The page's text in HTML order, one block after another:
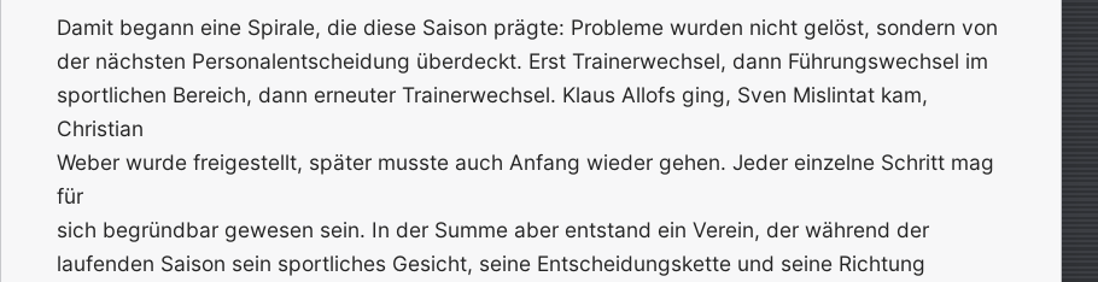
Damit begann eine Spirale, die diese Saison prägte: Probleme wurden nicht gelöst, sondern von
der nächsten Personalentscheidung überdeckt. Erst Trainerwechsel, dann Führungswechsel im
sportlichen Bereich, dann erneuter Trainerwechsel. Klaus Allofs ging, Sven Mislintat kam,
Christian
Weber wurde freigestellt, später musste auch Anfang wieder gehen. Jeder einzelne Schritt mag
für
sich begründbar gewesen sein. In der Summe aber entstand ein Verein, der während der
laufenden Saison sein sportliches Gesicht, seine Entscheidungskette und seine Richtung